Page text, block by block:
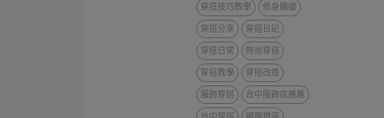
穿搭技巧教學
修身顯瘦
穿搭分享
穿搭日記
穿搭日常
時尚穿搭
穿搭教學
穿搭改造
服飾穿搭
台中服飾店推薦